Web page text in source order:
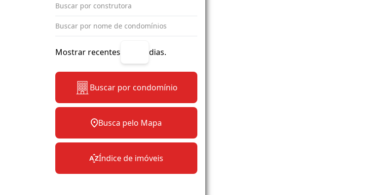
Mostrar recentes dias.
Buscar por condomínio
Busca pelo Mapa
Índice de imóveis